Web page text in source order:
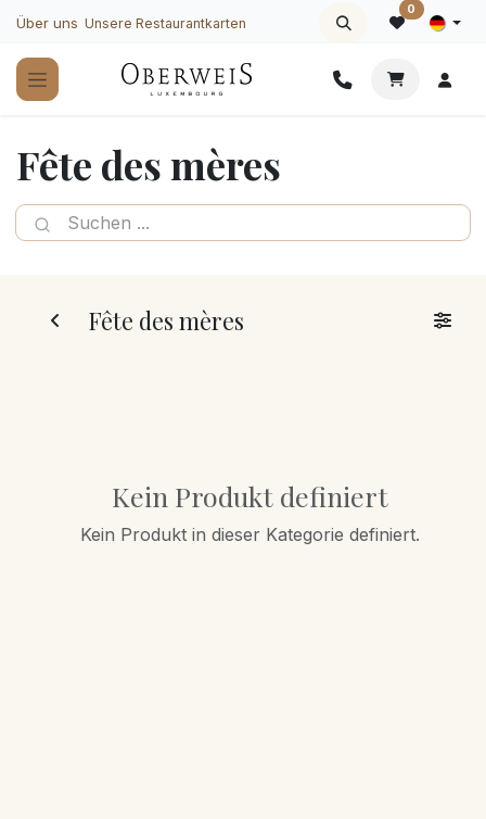
Zum Inhalt springen
Über uns Unsere Restaurantkarten
0
Fête des mères
Fête des mères
Kein Produkt definiert
Kein Produkt in dieser Kategorie definiert.